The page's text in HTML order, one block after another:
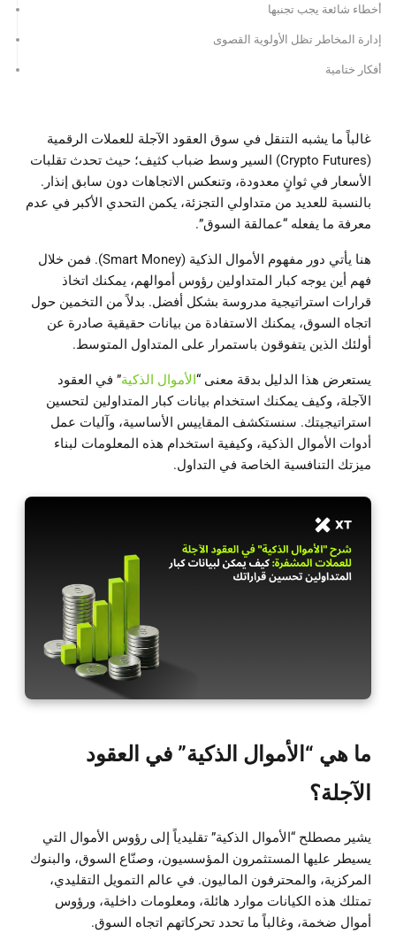
أخطاء شائعة يجب تجنبها
إدارة المخاطر تظل الأولوية القصوى
أفكار ختامية
غالباً ما يشبه التنقل في سوق العقود الآجلة للعملات الرقمية
(Crypto Futures) السير وسط ضباب كثيف؛ حيث تحدث تقلبات
الأسعار في ثوانٍ معدودة، وتنعكس الاتجاهات دون سابق إنذار.
بالنسبة للعديد من متداولي التجزئة، يكمن التحدي الأكبر في عدم
معرفة ما يفعله “عمالقة السوق”.
هنا يأتي دور مفهوم الأموال الذكية (Smart Money). فمن خلال
فهم أين يوجه كبار المتداولين رؤوس أموالهم، يمكنك اتخاذ
قرارات استراتيجية مدروسة بشكل أفضل. بدلاً من التخمين حول
اتجاه السوق، يمكنك الاستفادة من بيانات حقيقية صادرة عن
أولئك الذين يتفوقون باستمرار على المتداول المتوسط.
يستعرض هذا الدليل بدقة معنى “ الأموال الذكية” في العقود
الآجلة، وكيف يمكنك استخدام بيانات كبار المتداولين لتحسين
استراتيجيتك. سنستكشف المقاييس الأساسية، وآليات عمل
أدوات الأموال الذكية، وكيفية استخدام هذه المعلومات لبناء
ميزتك التنافسية الخاصة في التداول.
ما هي “الأموال الذكية” في العقود
الآجلة؟
يشير مصطلح “الأموال الذكية” تقليدياً إلى رؤوس الأموال التي
يسيطر عليها المستثمرون المؤسسيون، وصنّاع السوق، والبنوك
المركزية، والمحترفون الماليون. في عالم التمويل التقليدي،
تمتلك هذه الكيانات موارد هائلة، ومعلومات داخلية، ورؤوس
أموال ضخمة، وغالباً ما تحدد تحركاتهم اتجاه السوق.